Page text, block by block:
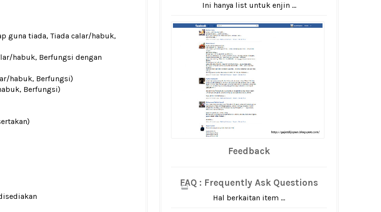
guna tiada, Tiada calar/habuk,
habuk, Berfungsi dengan
habuk, Berfungsi)
Berfungsi)
Ini hanya list untuk enjin ...
Feedback
FAQ : Frequently Ask Questions
Hal berkaitan item ...